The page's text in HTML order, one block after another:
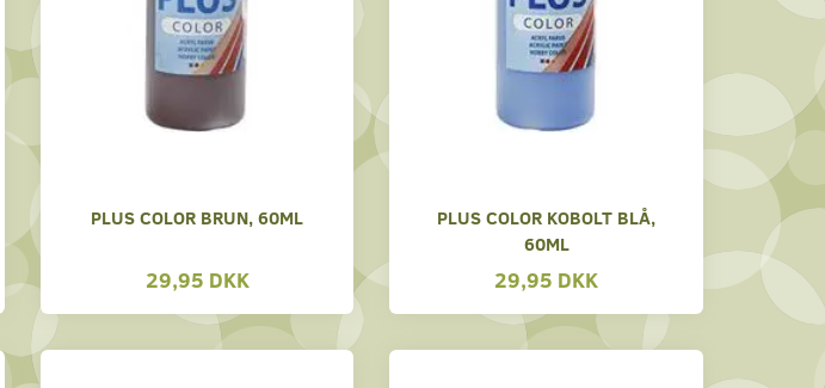
PLUS COLOR BRUN, 60ML
29,95 DKK
PLUS COLOR KOBOLT BLÅ,
60ML
29,95 DKK